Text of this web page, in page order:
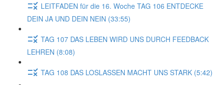
LEITFADEN für die 16. Woche TAG 106 ENTDECKE
DEIN JA UND DEIN NEIN (33:55)
TAG 107 DAS LEBEN WIRD UNS DURCH FEEDBACK
LEHREN (8:08)
TAG 108 DAS LOSLASSEN MACHT UNS STARK (5:42)